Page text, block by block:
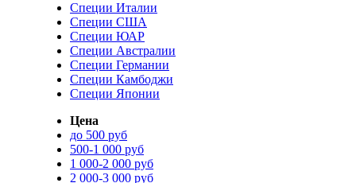
Специи Италии
Специи США
Специи ЮАР
Специи Австралии
Специи Германии
Специи Камбоджи
Специи Японии
Цена
до 500 руб
500-1 000 руб
1 000-2 000 руб
2 000-3 000 руб